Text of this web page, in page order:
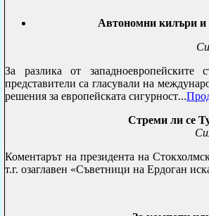
Автономни килъри и
За разлика от
представители са гласували на
решения за европейската сигурност...
Стреми ли се
Коментарът на президента на
т.г. озаглавен «Съветници на Ердоган